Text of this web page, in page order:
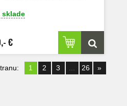
sklade
€
1 2 3 26 »